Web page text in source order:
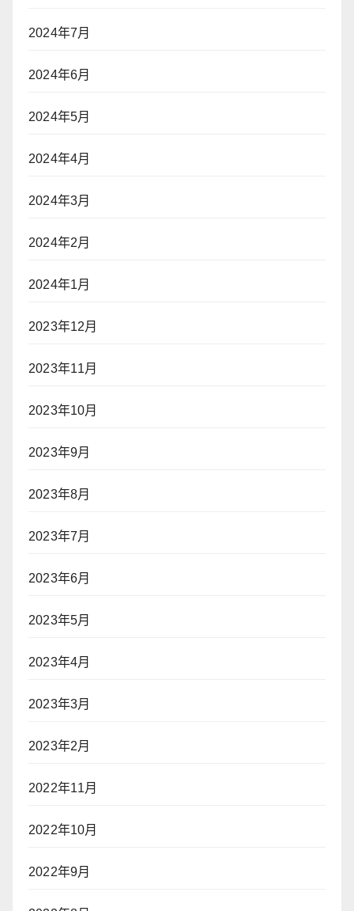
2024年7月
2024年6月
2024年5月
2024年4月
2024年3月
2024年2月
2024年1月
2023年12月
2023年11月
2023年10月
2023年9月
2023年8月
2023年7月
2023年6月
2023年5月
2023年4月
2023年3月
2023年2月
2022年11月
2022年10月
2022年9月